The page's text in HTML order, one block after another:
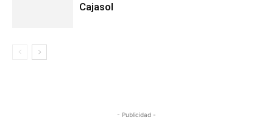
Cajasol
- Publicidad -